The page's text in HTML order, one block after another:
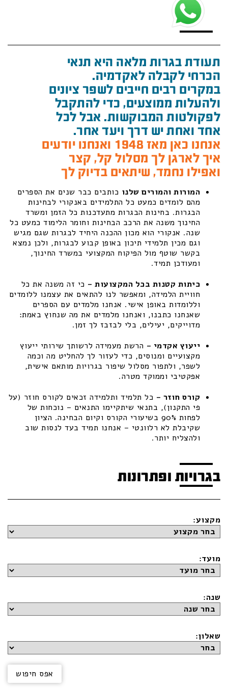
תעודת בגרות מלאה היא תנאי
הכרחי לקבלה לאקדמיה.
במקרים רבים חייבים לשפר ציונים
ולהעלות ממוצעים, כדי להתקבל
לפקולטות המבוקשות. אבל לכל
אחד ואחת יש דרך ויעד אחר.
אנחנו כאן מאז 1948 ואנחנו יודעים
איך לארגן לך מסלול קל, קצר
ואפילו נחמד, שיתאים בדיוק לך
המורות והמורים שלנו כותבים כבר שנים את הספרים
מהם לומדים כמעט כל התלמידים באנקורי לבחינות
הבגרות. בחינות הבגרות מתעדכנות כל הזמן ומשרד
החינוך משנה את הרכב הבחינות וחומר הלימוד כמעט כל
שנה. אנקורי הוא מכון ההכנה היחיד לבגרות שגם מגיש
וגם מכין תלמידי תיכון באופן קבוע לבגרות, ולכן נמצא
בקשר שוטף מול הפיקוח המקצועי במשרד החינוך,
ומעודכן תמיד.
כיתות קטנות בכל המקצועות – כי זה משנה את כל
חוויית הלמידה, ומאפשר לנו להתאים את עצמנו ללומדים
וללומדות באופן אישי. אנחנו מלמדים עם הספרים
שאנחנו כתבנו, ואנחנו מלמדים את מה שנחוץ באמת:
מדוייקים, יעילים, בלי לבזבז לך זמן.
ייעוץ אקדמי – הרשת מעמידה לרשותך שירותי ייעוץ
מקצועיים ומנוסים, כדי לעזור לך להחליט מה וכמה
לשפר, ולתפור מסלול שיפור בגרויות מותאם אישית,
אפקטיבי וממוקד מטרה.
קורס חוזר – כל תלמיד ותלמידה זכאים לקורס חוזר (על
פי התקנון), בתנאי שיתקיימו התנאים – נוכחות של
לפחות 90% בשיעורי הקורס וקיום הבחינה. הציון
שקיבלת לא רלוונטי – אנחנו תמיד בעד לנסות שוב
ולהצליח יותר.
בגרויות ופתרונות
מקצוע:
מועד:
שנה:
שאלון: